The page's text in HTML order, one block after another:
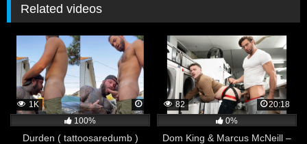
Related videos
1K
100%
Durden ( tattoosaredumb )
82
20:18
0%
Dom King & Marcus McNeill –